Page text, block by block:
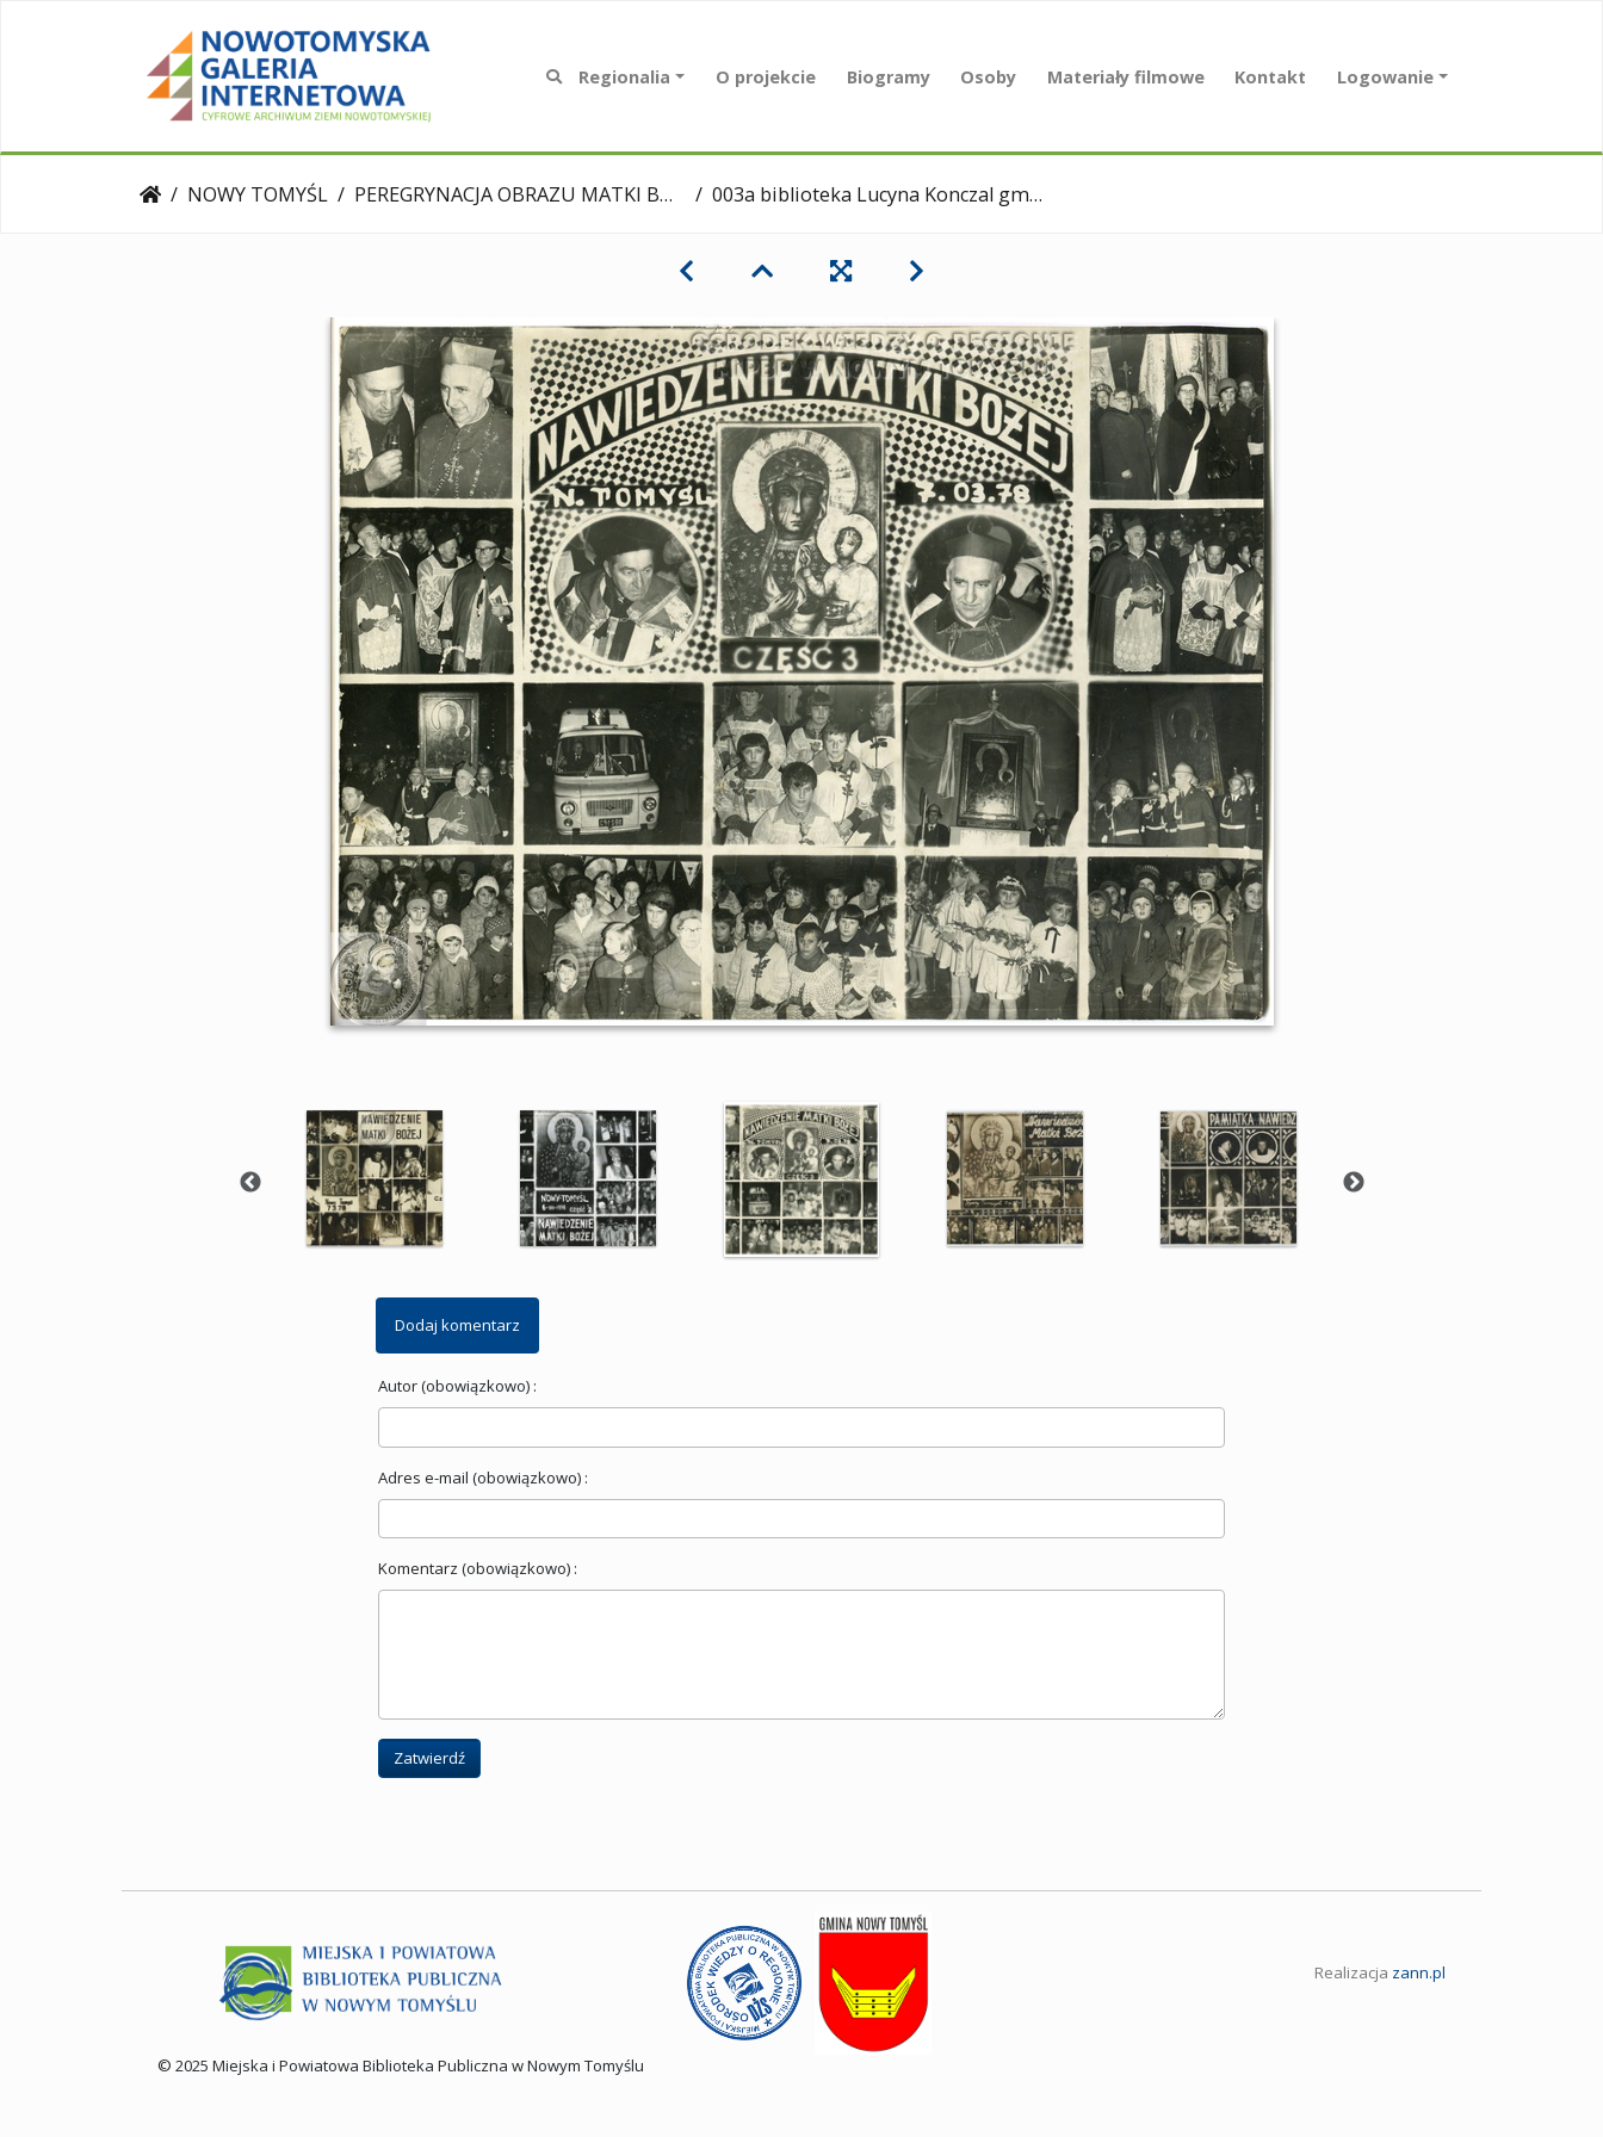
Regionalia O projekcie Biogramy Osoby Materiały filmowe Kontakt Logowanie
NOWY TOMYŚL PEREGRYNACJA OBRAZU MATKI BOŻEJ, 1978 r 003a biblioteka Lucyna Konczal gm 01
Dodaj komentarz
Autor (obowiązkowo) :
Adres e-mail (obowiązkowo) :
Komentarz (obowiązkowo) :
Zatwierdź
Realizacja zann.pl
© 2025 Miejska i Powiatowa Biblioteka Publiczna w Nowym Tomyślu